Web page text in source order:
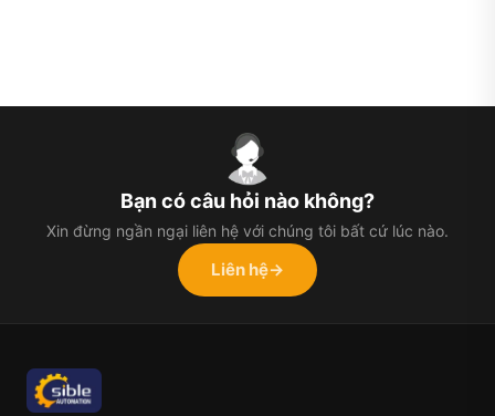
Bạn có câu hỏi nào không?
Xin đừng ngần ngại liên hệ với chúng tôi bất cứ lúc nào.
Liên hệ→